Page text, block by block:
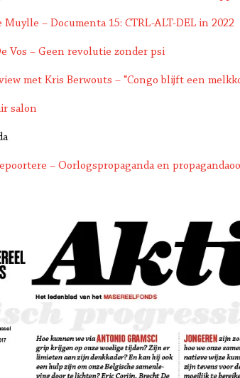
Muylle – Documenta 15: CTRL-ALT-DEL in 2022
Vos – Geen revolutie zonder psi
met Kris Berwouts – “Congo blijft een
salon
– Oorlogspropaganda en